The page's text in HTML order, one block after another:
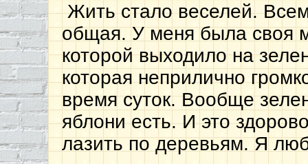
Жить стало веселей.
общая. У меня была своя
которой выходило на
которая неприлично
время суток. Вообще
яблони есть. И это
лазить по деревьям. Я